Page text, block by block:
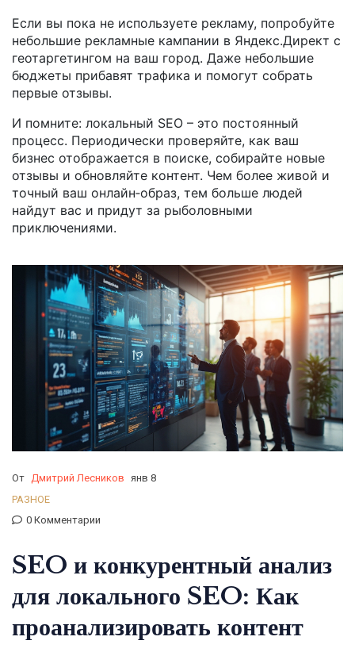
Если вы пока не используете рекламу, попробуйте
небольшие рекламные кампании в Яндекс.Директ с
геотаргетингом на ваш город. Даже небольшие
бюджеты прибавят трафика и помогут собрать
первые отзывы.
И помните: локальный SEO – это постоянный
процесс. Периодически проверяйте, как ваш
бизнес отображается в поиске, собирайте новые
отзывы и обновляйте контент. Чем более живой и
точный ваш онлайн‑образ, тем больше людей
найдут вас и придут за рыболовными
приключениями.
От Дмитрий Лесников янв 8
РАЗНОЕ
0 Комментарии
SEO и конкурентный анализ
для локального SEO: Как
проанализировать контент